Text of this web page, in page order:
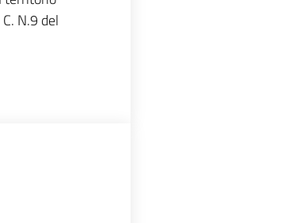
N.9 del